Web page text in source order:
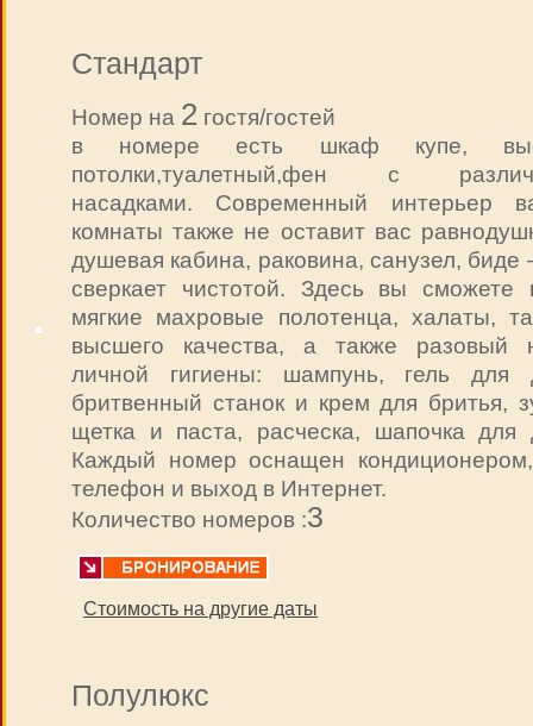
Стандарт
Номер на 2 гостя/гостей
в номере есть шкаф купе,
потолки,туалетный,фен с
насадками. Современный интерьер
комнаты также не оставит вас
душевая кабина, раковина, санузел,
сверкает чистотой. Здесь вы сможете
мягкие махровые полотенца, халаты,
высшего качества, а также разовый
личной гигиены: шампунь, гель для
бритвенный станок и крем для бритья,
щетка и паста, расческа, шапочка для
Каждый номер оснащен
телефон и выход в Интернет.
Количество номеров :3
Стоимость на другие даты
Полулюкс